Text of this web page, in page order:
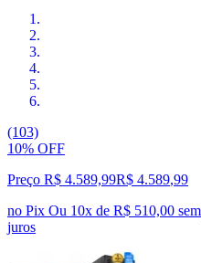
(103)
10% OFF
Preço R$ 4.589,99R$ 4.589,99
no Pix Ou 10x de R$ 510,00
juros